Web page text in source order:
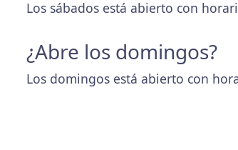
Los sábados está abierto con
¿Abre los domingos?
Los domingos está abierto con